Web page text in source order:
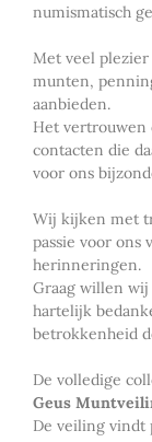
numismatisch
Met veel
munten,
aanbieden.
Het vertrouwen
contacten die
voor ons
Wij kijken met
passie voor ons
herinneringen.
Graag willen
hartelijk
betrokkenheid
De volledige
Geus
De veiling vindt